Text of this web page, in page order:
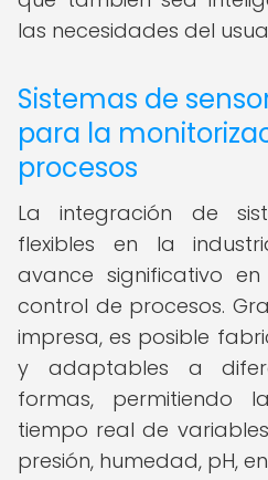
las necesidades del
Sistemas de
para la
procesos
La integración de
flexibles en la
avance significativo
control de procesos.
impresa, es posible
y adaptables a
formas, permitiendo
tiempo real de
presión, humedad, pH,